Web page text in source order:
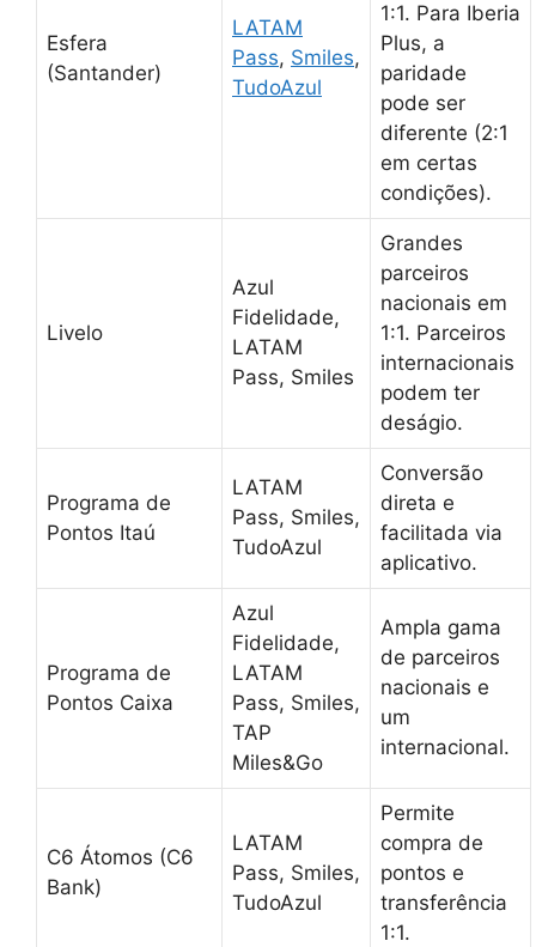
Esfera
(Santander)
LATAM
Pass, Smiles,
TudoAzul
1:1. Para Iberia
Plus, a
paridade
pode ser
diferente (2:1
em certas
condições).
Livelo
Azul
Fidelidade,
LATAM
Pass, Smiles
Grandes
parceiros
nacionais em
1:1. Parceiros
internacionais
podem ter
deságio.
Programa de
Pontos Itaú
LATAM
Pass, Smiles,
TudoAzul
Conversão
direta e
facilitada via
aplicativo.
Programa de
Pontos Caixa
Azul
Fidelidade,
LATAM
Pass, Smiles,
TAP
Miles&Go
Ampla gama
de parceiros
nacionais e
um
internacional.
C6 Átomos (C6
Bank)
LATAM
Pass, Smiles,
TudoAzul
Permite
compra de
pontos e
transferência
1:1.